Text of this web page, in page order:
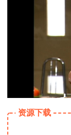
资源下载